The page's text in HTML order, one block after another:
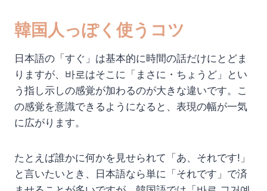
韓国人っぽく使うコツ
日本語の「すぐ」は基本的に時間の話だけにとどま
りますが、바로はそこに「まさに・ちょうど」とい
う指し示しの感覚が加わるのが大きな違いです。こ
の感覚を意識できるようになると、表現の幅が一気
に広がります。
たとえば誰かに何かを見せられて「あ、それです!」
と言いたいとき、日本語なら単に「それです」で済